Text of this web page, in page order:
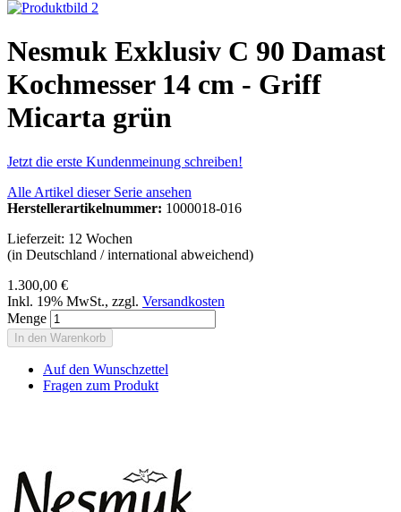
Nesmuk Exklusiv C 90 Damast
Kochmesser 14 cm - Griff
Micarta grün
Jetzt die erste Kundenmeinung schreiben!
Alle Artikel dieser Serie ansehen
Herstellerartikelnummer: 1000018-016
Lieferzeit: 12 Wochen
(in Deutschland / international abweichend)
1.300,00 €
Inkl. 19% MwSt., zzgl. Versandkosten
Menge
In den Warenkorb
Auf den Wunschzettel
Fragen zum Produkt